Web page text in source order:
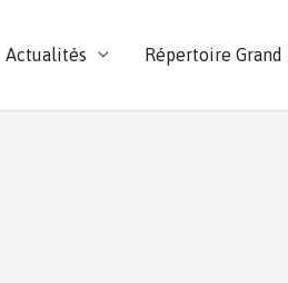
Actualités Répertoire Grand